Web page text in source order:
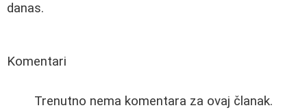
danas.
Komentari
Trenutno nema komentara za ovaj članak.